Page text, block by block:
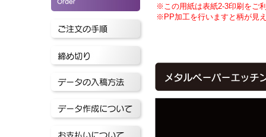
※この用紙は表紙2-3印刷をご
※PP加工を行いますと柄が見